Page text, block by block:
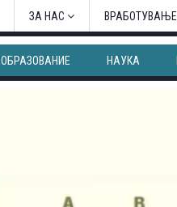
ЗА НАС ВРАБОТУВАЊЕ
ОБРАЗОВАНИЕ НАУКА